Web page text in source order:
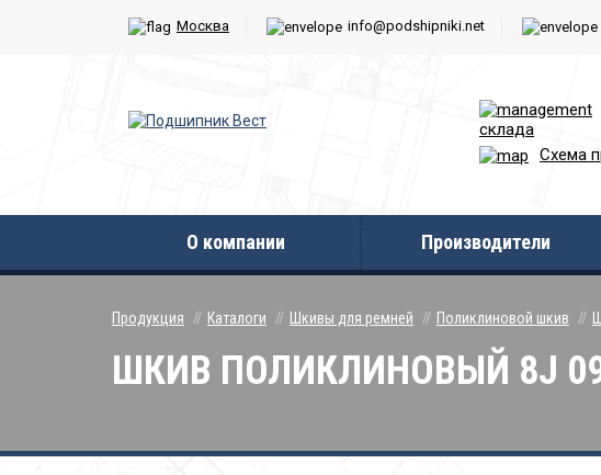
Москва info@podshipniki.net
склада
Схема
О компании Производители
Продукция Каталоги Шкивы для ремней Поликлиновой шкив
ШКИВ ПОЛИКЛИНОВЫЙ 8J